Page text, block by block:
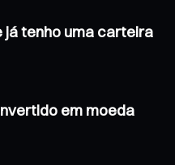
já tenho uma carteira
em moeda